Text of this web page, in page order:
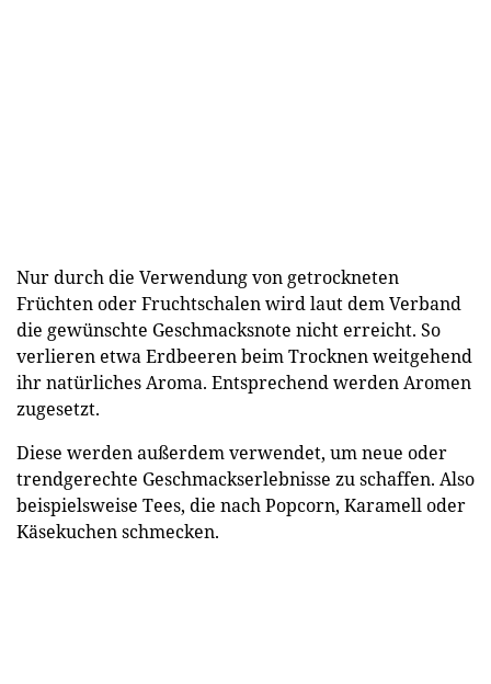
Nur durch die Verwendung von getrockneten
Früchten oder Fruchtschalen wird laut dem Verband
die gewünschte Geschmacksnote nicht erreicht. So
verlieren etwa Erdbeeren beim Trocknen weitgehend
ihr natürliches Aroma. Entsprechend werden Aromen
zugesetzt.
Diese werden außerdem verwendet, um neue oder
trendgerechte Geschmackserlebnisse zu schaffen. Also
beispielsweise Tees, die nach Popcorn, Karamell oder
Käsekuchen schmecken.